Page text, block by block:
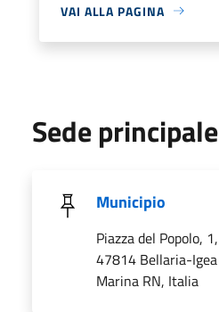
VAI ALLA PAGINA
Sede principale
Municipio
Piazza del Popolo, 1,
47814 Bellaria-Igea
Marina RN, Italia